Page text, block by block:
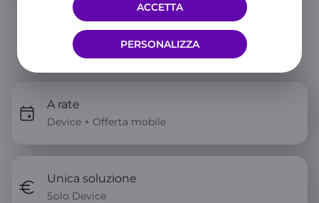
PERSONALIZZA
ACCETTA
Scegli come averlo
A rate
Device + Offerta mobile
Unica soluzione
Solo Device